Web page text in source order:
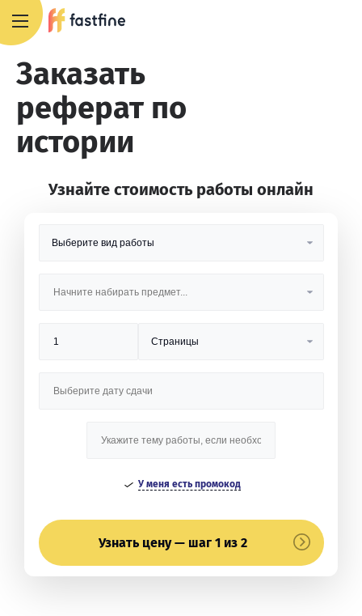
Заказать
реферат по
истории
Узнайте стоимость работы онлайн
У меня есть промокод
Узнать цену — шаг 1 из 2